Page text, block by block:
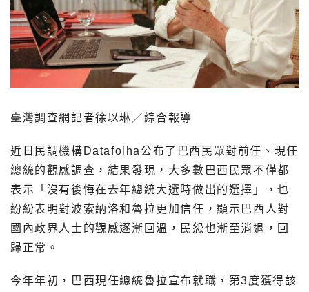
臺灣調查網記者徐以琳／綜合報導
近日民調機構Datafolha公布了巴西民眾對前任、現任
總統的觀感調查，結果發現，大多數巴西民眾不僅都
表示「沒有後悔在去年總統大選時做出的選擇」，也
紛紛表明對波索納洛和魯拉更加信任，顯示巴西人對
國內政界人士的觀感逐漸回溫，民怨也漸至消退，回
歸正常。
今年年初，巴西現任總統魯拉宣布就職，第3度獲得該